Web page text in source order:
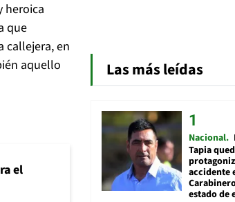
heroica
que
callejera, en
aquello
el
Las más leídas
Nacional
Tapia
accidente
estado de